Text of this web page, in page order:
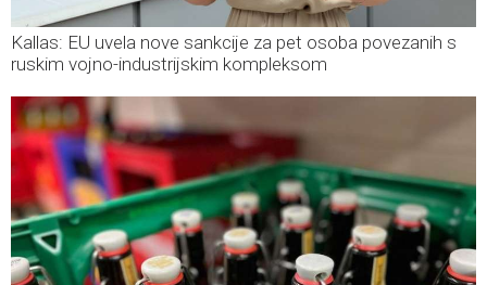
Kallas: EU uvela nove sankcije za pet osoba povezanih s
ruskim vojno-industrijskim kompleksom